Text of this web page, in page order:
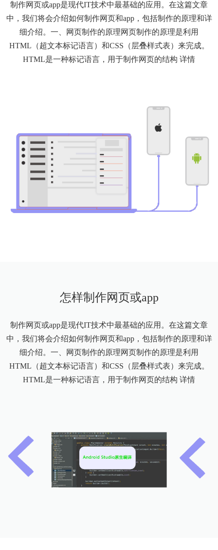
制作网页或app是现代IT技术中最基础的应用。在这篇文章
中，我们将会介绍如何制作网页和app，包括制作的原理和详
细介绍。一、网页制作的原理网页制作的原理是利用
HTML（超文本标记语言）和CSS（层叠样式表）来完成。
HTML是一种标记语言，用于制作网页的结构 详情
怎样制作网页或app
制作网页或app是现代IT技术中最基础的应用。在这篇文章
中，我们将会介绍如何制作网页和app，包括制作的原理和详
细介绍。一、网页制作的原理网页制作的原理是利用
HTML（超文本标记语言）和CSS（层叠样式表）来完成。
HTML是一种标记语言，用于制作网页的结构 详情